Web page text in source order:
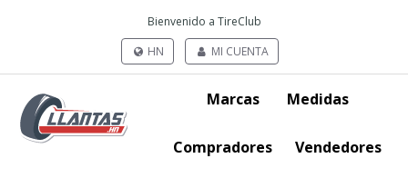
Bienvenido a TireClub
HN
MI CUENTA
Marcas Medidas
Compradores Vendedores